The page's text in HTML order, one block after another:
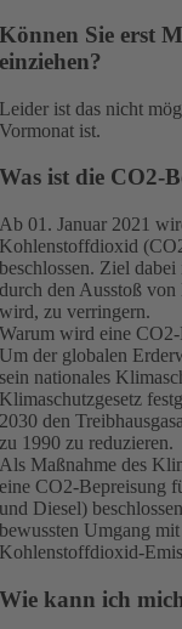
Können Sie erst
einziehen?
Leider ist das nicht
Vormonat ist.
Was ist die CO2-
Ab 01. Januar 2021
Kohlenstoffdioxid
beschlossen. Ziel
durch den Ausstoß
wird, zu verringern.
Warum wird eine
Um der globalen
sein nationales
Klimaschutzgesetz
2030 den
zu 1990 zu reduzieren.
Als Maßnahme des
eine CO2-Bepreisung
und Diesel)
bewussten Umgang
Kohlenstoffdioxid-
Wie kann ich